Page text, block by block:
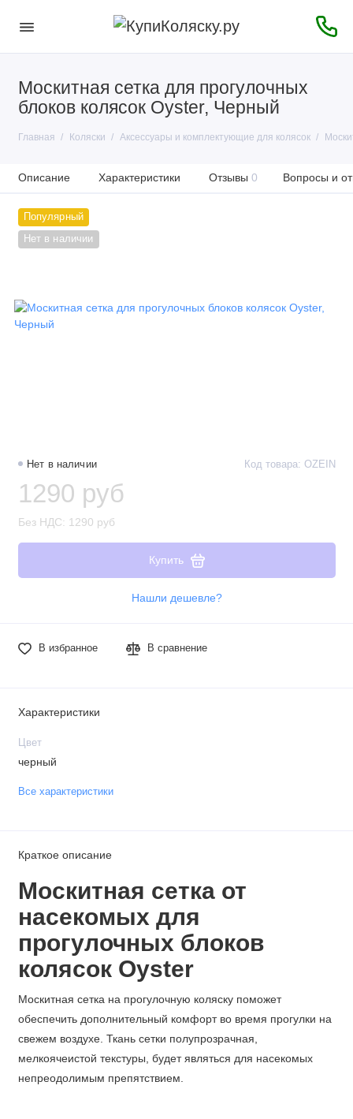
Москитная сетка для прогулочных
блоков колясок Oyster, Черный
Главная Коляски Аксессуары и комплектующие для колясок
Описание Характеристики Отзывы 0 Вопросы и
Популярный
Нет в наличии
Нет в наличии Код товара: OZEIN
1290 руб
Без НДС: 1290 руб
Купить
Нашли дешевле?
В избранное В сравнение
Характеристики
Цвет
черный
Все характеристики
Краткое описание
Москитная сетка от
насекомых для
прогулочных блоков
колясок Oyster
Москитная сетка на прогулочную коляску поможет
обеспечить дополнительный комфорт во время прогулки на
свежем воздухе. Ткань сетки полупрозрачная,
мелкоячеистой текстуры, будет являться для насекомых
непреодолимым препятствием.